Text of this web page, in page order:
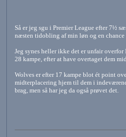
Så er jeg sgu i Premier League efter 7½
næsten tidobling af min løn og en
Jeg synes heller ikke det er unfair
28 kampe, efter at have overtaget dem
Wolves er efter 17 kampe blot ét point
midterplacering hjem til dem i
brag, men så har jeg da også prøvet det.